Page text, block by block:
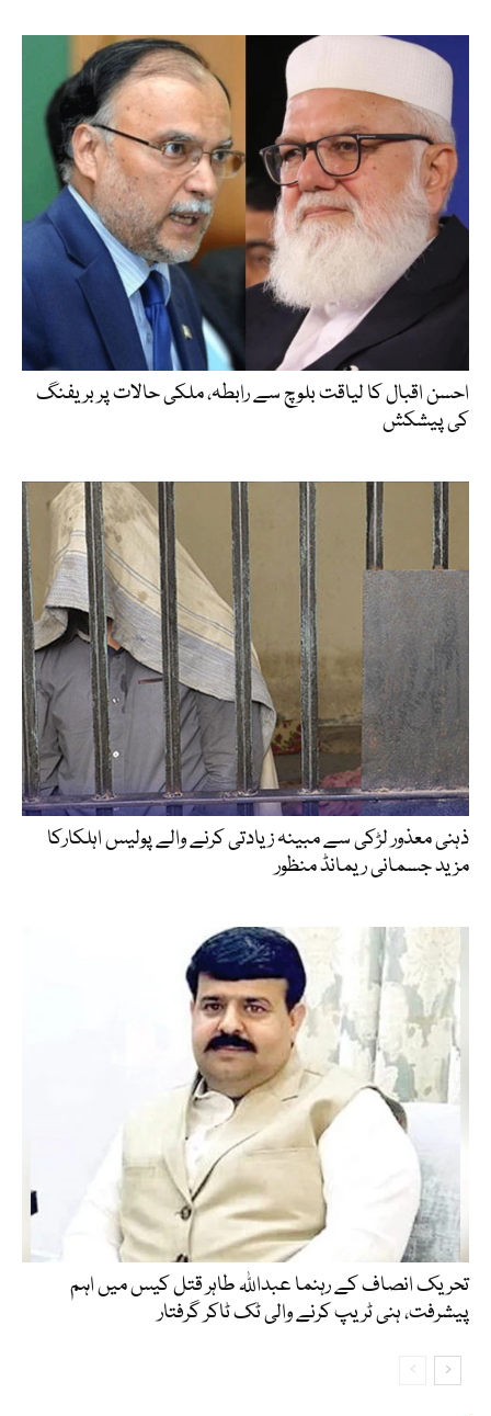
احسن اقبال کا لیاقت بلوچ سے رابطہ، ملکی حالات پر بریفنگ
کی پیشکش
ذہنی معذور لڑکی سے مبینہ زیادتی کرنے والے پولیس اہلکارکا
مزید جسمانی ریمانڈ منظور
تحریک انصاف کے رہنما عبداللہ طاہر قتل کیس میں اہم
پیشرفت، ہنی ٹریپ کرنے والی ٹک ٹاکر گرفتار